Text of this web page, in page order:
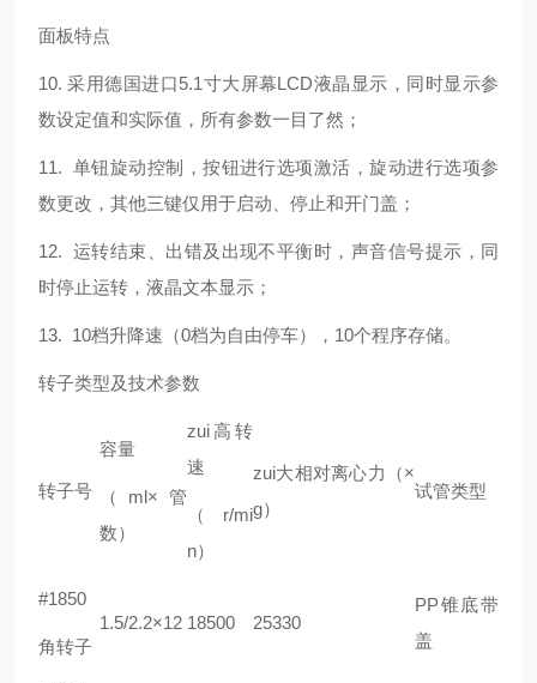
面板特点
10. 采用德国进口5.1寸大屏幕LCD液晶显示，同时显示参
数设定值和实际值，所有参数一目了然；
11. 单钮旋动控制，按钮进行选项激活，旋动进行选项参
数更改，其他三键仅用于启动、停止和开门盖；
12. 运转结束、出错及出现不平衡时，声音信号提示，同
时停止运转，液晶文本显示；
13. 10档升降速（0档为自由停车），10个程序存储。
转子类型及技术参数
转子号
容量
（ml×管
数）
zui高转
速
（r/mi
n）
zui大相对离心力（×
g）
试管类型
#1850
角转子
1.5/2.2×12 18500 25330
PP锥底带
盖